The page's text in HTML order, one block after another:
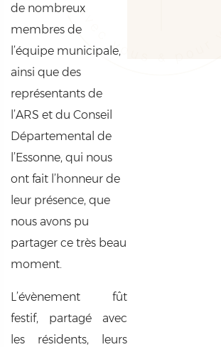
de nombreux
membres de
l’équipe municipale,
ainsi que des
représentants de
l’ARS et du Conseil
Départemental de
l’Essonne, qui nous
ont fait l’honneur de
leur présence, que
nous avons pu
partager ce très beau
moment.
L’évènement fût
festif, partagé avec
les résidents, leurs